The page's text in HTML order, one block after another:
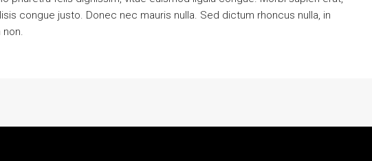
congue justo. Donec nec mauris nulla. Sed dictum rhoncus nulla, in
non.